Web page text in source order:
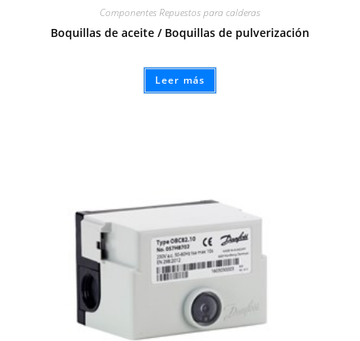
Componentes Repuestos para calderas
Boquillas de aceite / Boquillas de pulverización
Leer más